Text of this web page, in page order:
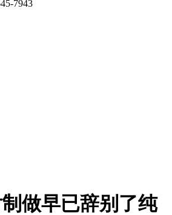
7943
做早已辞别了纯